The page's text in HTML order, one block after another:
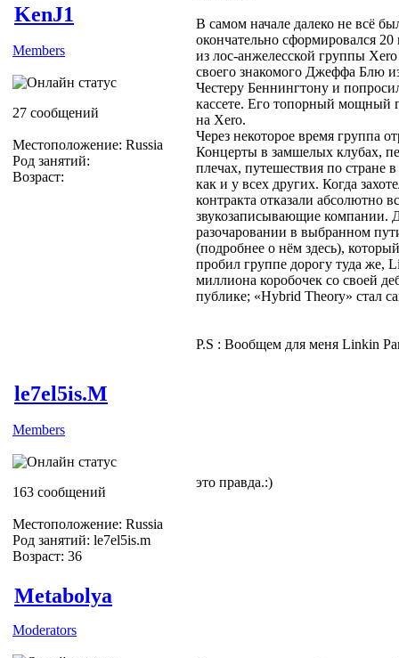
KenJ1
Members
27 сообщений
Местоположение: Russia
Род занятий:
Возраст:
В самом начале далеко не всё
окончательно сформировался
из лос-анжелесской группы
своего знакомого Джеффа Блю
Честеру Беннингтону и
кассете. Его топорный мощный
на Xero.
Через некоторое время группа
Концерты в замшелых клубах,
плечах, путешествия по стране
как и у всех других. Когда
контракта отказали абсолютно
звукозаписывающие компании.
разочаровании в выбранном
(подробнее о нём здесь),
пробил группе дорогу туда же,
миллиона коробочек со своей
публике; «Hybrid Theory» стал
P.S : Вообщем для меня Linkin
le7el5is.M
Members
163 сообщений
Местоположение: Russia
Род занятий: le7el5is.m
Возраст: 36
это правда.:)
Metabolya
Moderators